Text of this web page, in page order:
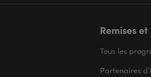
Remises
Tous les
Partenaires